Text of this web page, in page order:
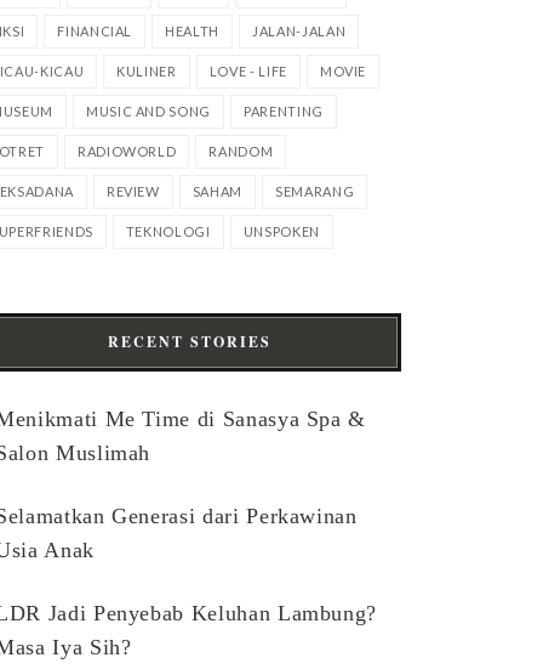
FINANCIAL HEALTH JALAN-JALAN
KICAU KULINER LOVE - LIFE MOVIE
MUSIC AND SONG PARENTING
RADIOWORLD RANDOM
REVIEW SAHAM SEMARANG
TEKNOLOGI UNSPOKEN
RECENT STORIES
Me Time di Sanasya Spa &
Muslimah
Generasi dari Perkawinan
Anak
Jadi Penyebab Keluhan Lambung?
Iya Sih?